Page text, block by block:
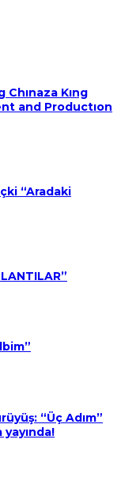
Kıng
and Productıon
“Aradaki
“Üç Adım”